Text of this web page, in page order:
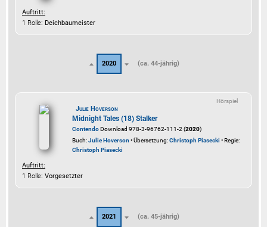
Auftritt:
1 Rolle: Deichbaumeister
2020 (ca. 44-jährig)
Hörspiel
Julie Hoverson
Midnight Tales (18) Stalker
ContendoDownload 978-3-96762-111-2 (2020)
Buch:Julie Hoverson • Übersetzung:Christoph Piasecki • Regie:
Christoph Piasecki
Auftritt:
1 Rolle: Vorgesetzter
2021 (ca. 45-jährig)